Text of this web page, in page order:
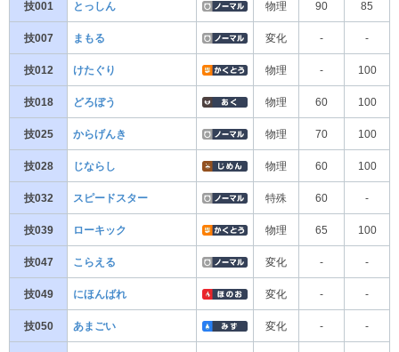
技001 とっしん 物理 90 85
技007 まもる 変化 - -
技012 けたぐり 物理 - 100
技018 どろぼう 物理 60 100
技025 からげんき 物理 70 100
技028 じならし 物理 60 100
技032 スピードスター 特殊 60 -
技039 ローキック 物理 65 100
技047 こらえる 変化 - -
技049 にほんばれ 変化 - -
技050 あまごい 変化 - -